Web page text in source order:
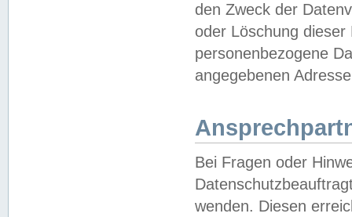
den Zweck der
oder Löschung
personenbezogene
angegebenen
Bei Fragen oder
wenden. Diesen